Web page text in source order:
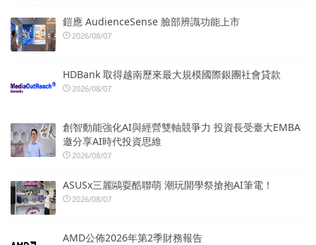
鎧應 AudienceSense 臉部辨識功能上市
2026/08/07
HDBank 取得越南歷來最大規模國際銀團社會貸款
2026/08/07
創智動能強化AI與經營雙軸競爭力 投資長受臺大EMBA
邀分享AI時代投資思維
2026/08/07
ASUSx三麗鷗耍酷聯萌 潮玩開學祭搶抱AI筆電！
2026/08/07
AMD公佈2026年第2季財務報告